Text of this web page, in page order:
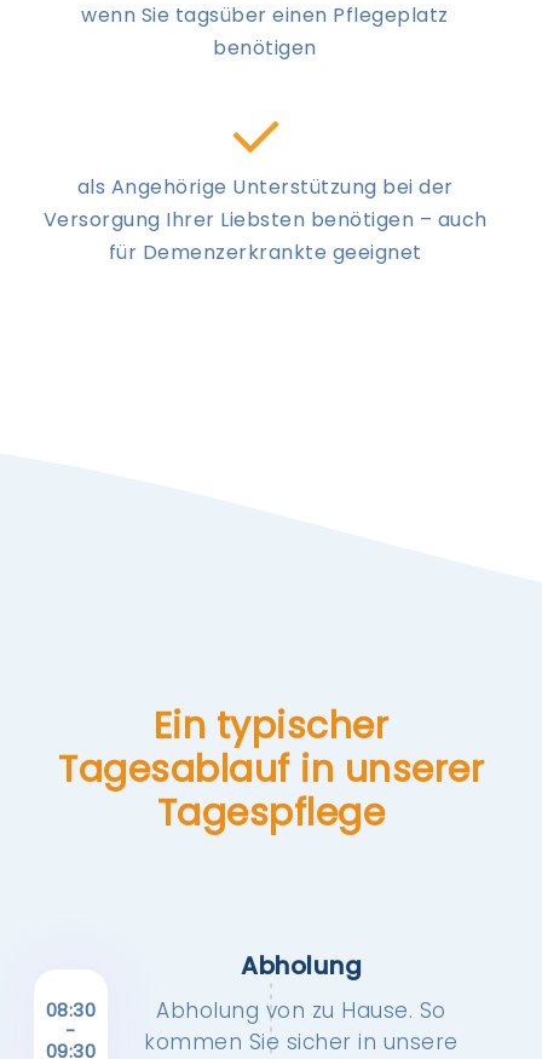
wenn Sie tagsüber einen Pflegeplatz
benötigen
als Angehörige Unterstützung bei der
Versorgung Ihrer Liebsten benötigen – auch
für Demenzerkrankte geeignet
Ein typischer
Tagesablauf in unserer
Tagespflege
Abholung
Abholung von zu Hause. So
kommen Sie sicher in unsere
08:30
-
09:30